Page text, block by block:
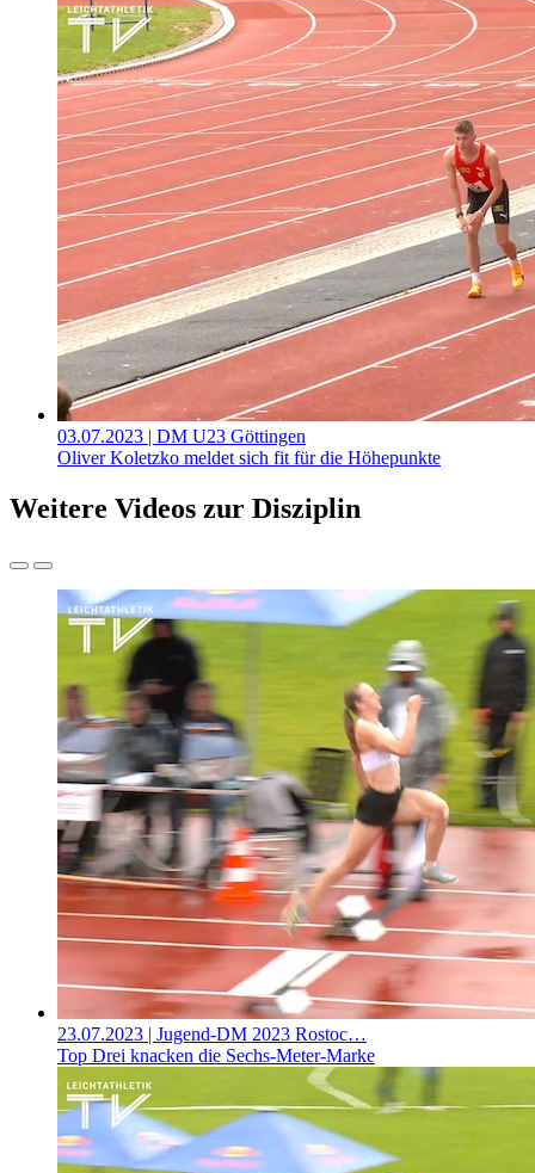
03.07.2023 | DM U23 Göttingen
Oliver Koletzko meldet sich fit für die Höhepunkte
Weitere Videos zur Disziplin
23.07.2023 | Jugend-DM 2023 Rostoc…
Top Drei knacken die Sechs-Meter-Marke